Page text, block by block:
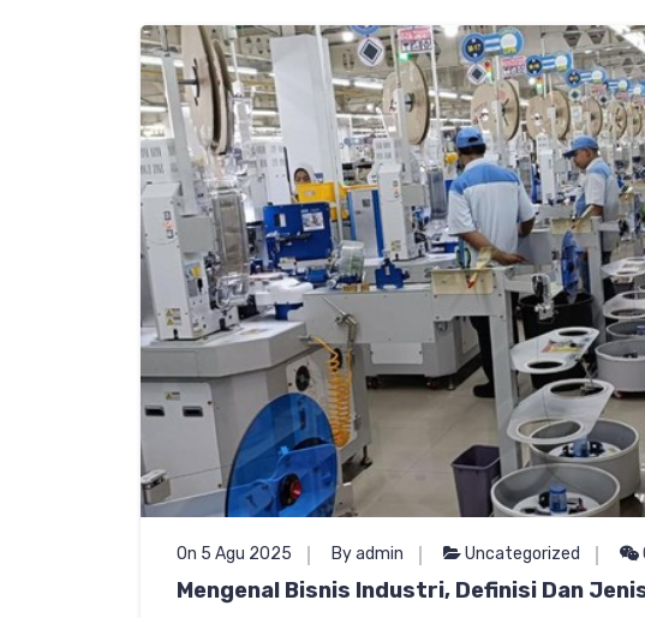
On 5 Agu 2025 By admin Uncategorized
Mengenal Bisnis Industri, Definisi Dan